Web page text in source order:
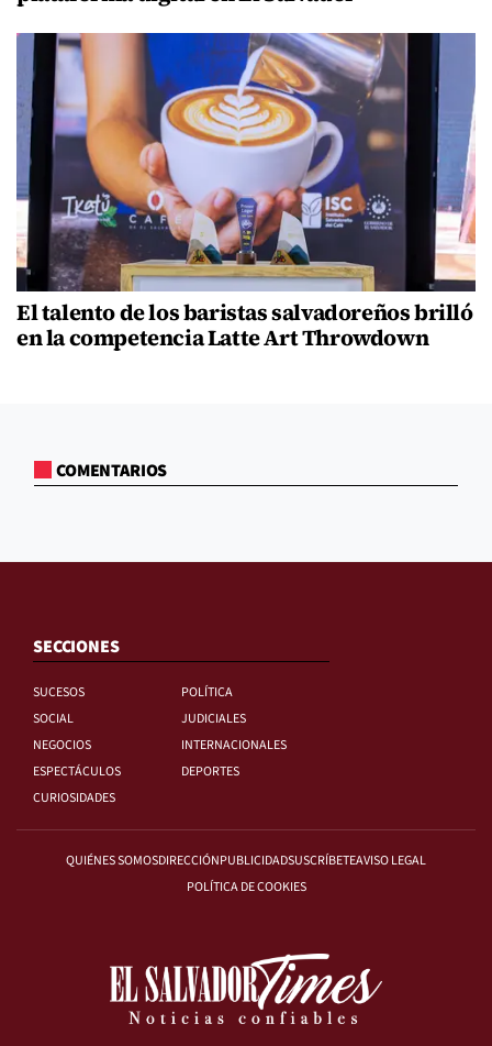
El talento de los baristas salvadoreños brilló
en la competencia Latte Art Throwdown
COMENTARIOS
SECCIONES
SUCESOS
POLÍTICA
SOCIAL
JUDICIALES
NEGOCIOS
INTERNACIONALES
ESPECTÁCULOS
DEPORTES
CURIOSIDADES
QUIÉNES SOMOSDIRECCIÓNPUBLICIDADSUSCRÍBETEAVISO LEGAL
POLÍTICA DE COOKIES